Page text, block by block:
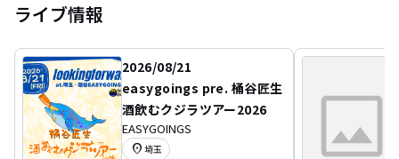
ライブ情報
2026/08/21
easygoings pre. 桶谷匠生
酒飲むクジラツアー2026
EASYGOINGS
location_on 埼玉